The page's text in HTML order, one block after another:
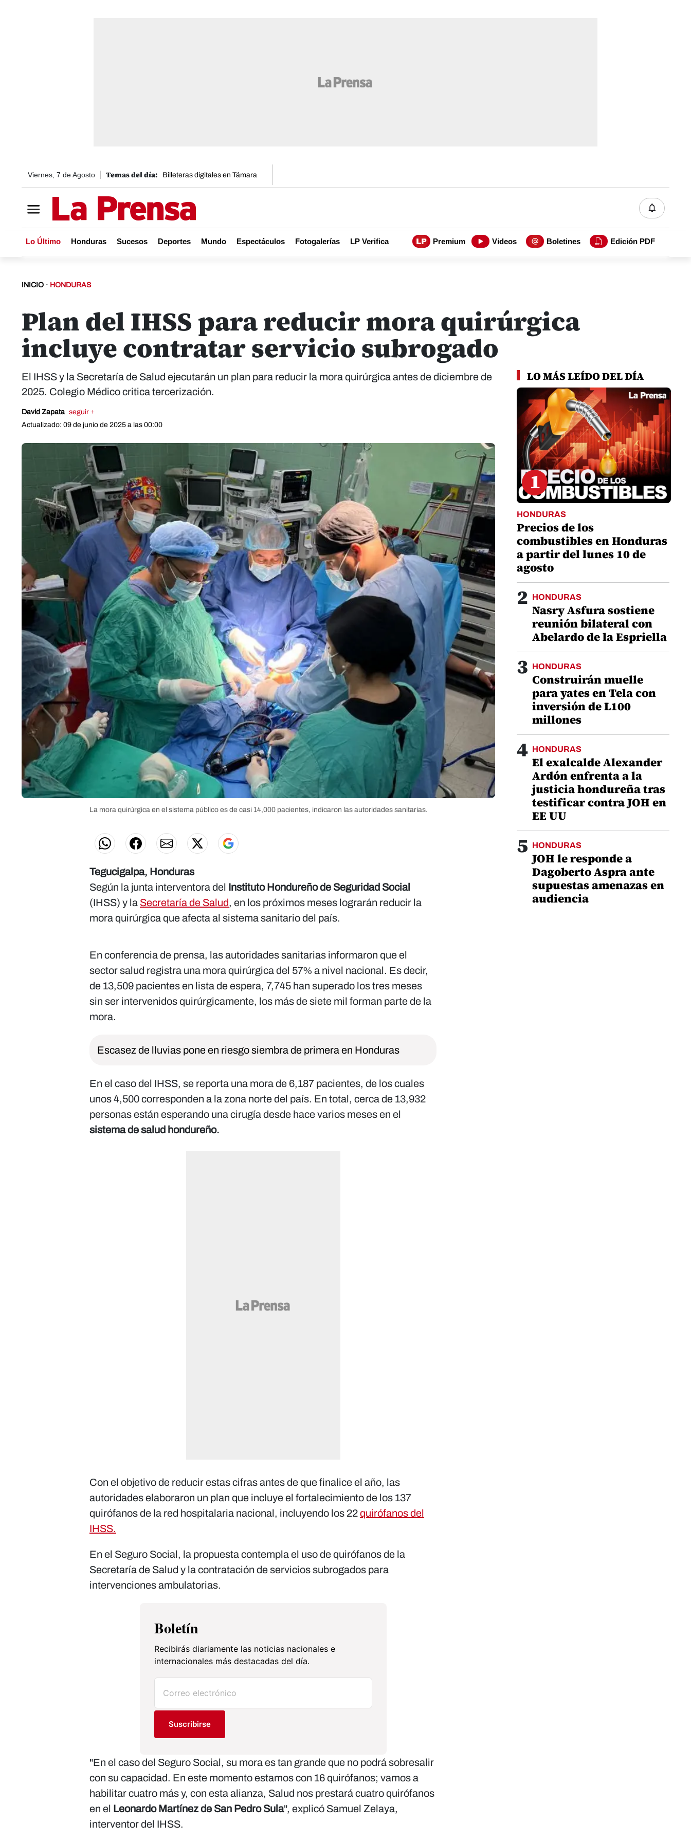
Viernes, 7 de Agosto Billeteras digitales en Támara
Lo Último Honduras Sucesos Deportes Mundo Espectáculos Fotogalerías LP Verifica Premium Videos Boletines Edición PDF
INICIO · HONDURAS
Plan del IHSS para reducir mora quirúrgica
incluye contratar servicio subrogado
El IHSS y la Secretaría de Salud ejecutarán un plan para reducir la mora quirúrgica antes de diciembre de
2025. Colegio Médico critica tercerización.
David Zapata seguir +
Actualizado: 09 de junio de 2025 a las 00:00
La mora quirúrgica en el sistema público es de casi 14,000 pacientes, indicaron las autoridades sanitarias.
Tegucigalpa, Honduras
Según la junta interventora del Instituto Hondureño de Seguridad Social
(IHSS) y la Secretaría de Salud, en los próximos meses lograrán reducir la
mora quirúrgica que afecta al sistema sanitario del país.
En conferencia de prensa, las autoridades sanitarias informaron que el
sector salud registra una mora quirúrgica del 57% a nivel nacional. Es decir,
de 13,509 pacientes en lista de espera, 7,745 han superado los tres meses
sin ser intervenidos quirúrgicamente, los más de siete mil forman parte de la
mora.
Escasez de lluvias pone en riesgo siembra de primera en Honduras
En el caso del IHSS, se reporta una mora de 6,187 pacientes, de los cuales
unos 4,500 corresponden a la zona norte del país. En total, cerca de 13,932
personas están esperando una cirugía desde hace varios meses en el
sistema de salud hondureño.
Con el objetivo de reducir estas cifras antes de que finalice el año, las
autoridades elaboraron un plan que incluye el fortalecimiento de los 137
quirófanos de la red hospitalaria nacional, incluyendo los 22quirófanos del
IHSS.
En el Seguro Social, la propuesta contempla el uso de quirófanos de la
Secretaría de Salud y la contratación de servicios subrogados para
intervenciones ambulatorias.
Boletín
Recibirás diariamente las noticias nacionales e
internacionales más destacadas del día.
Suscribirse
"En el caso del Seguro Social, su mora es tan grande que no podrá sobresalir
con su capacidad. En este momento estamos con 16 quirófanos; vamos a
habilitar cuatro más y, con esta alianza, Salud nos prestará cuatro quirófanos
en el Leonardo Martínez de San Pedro Sula", explicó Samuel Zelaya,
interventor del IHSS.
LO MÁS LEÍDO DEL DÍA
1
HONDURAS
Precios de los
combustibles en Honduras
a partir del lunes 10 de
agosto
2 HONDURAS
Nasry Asfura sostiene
reunión bilateral con
Abelardo de la Espriella
3 HONDURAS
Construirán muelle
para yates en Tela con
inversión de L100
millones
4 HONDURAS
El exalcalde Alexander
Ardón enfrenta a la
justicia hondureña tras
testificar contra JOH en
EE UU
5 HONDURAS
JOH le responde a
Dagoberto Aspra ante
supuestas amenazas en
audiencia